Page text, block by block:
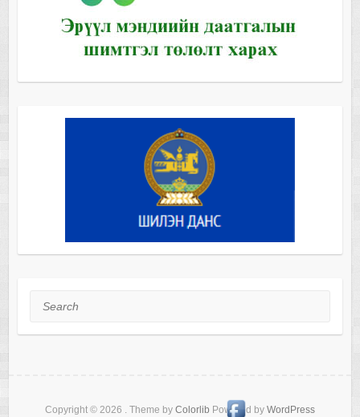
Search
Copyright © 2026 . Theme by Colorlib Powered by WordPress